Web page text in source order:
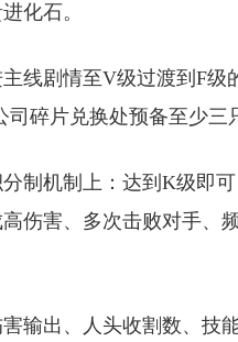
化石。
线剧情至V级过渡到F
碎片兑换处预备至少三
制机制上：达到K级即
害、多次击败对手、
输出、人头收割数、技